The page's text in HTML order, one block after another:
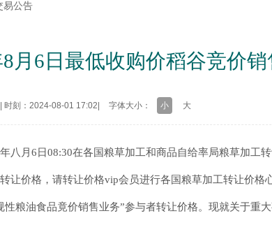
易公告
8月6日最低收购价稻谷竞价
时刻：2024-08-01 17:02 字体大小： 小 大
八月6日08:30在各国粮草加工和商品自给率局粮草加工
让价格，请转让价格vip会员进行各国粮草加工转让价格
粮油食品竟价销售业务”参与者转让价格。现就关于重